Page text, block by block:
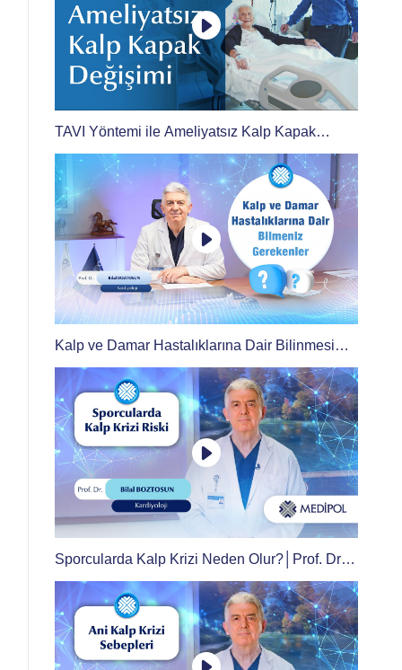
TAVI Yöntemi ile Ameliyatsız Kalp Kapak
Değişimi
Kalp ve Damar Hastalıklarına Dair Bilinmesi
Gerekenler: Kan Sulandırıcılar, Beslenme ve
Daha Fazlası
Sporcularda Kalp Krizi Neden Olur?│Prof. Dr.
Bilal Boztosun